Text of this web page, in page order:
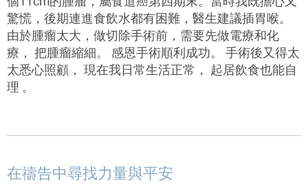
驚慌，後期連進食飲水都有困難，醫生建議插胃喉。
由於腫瘤太大，做切除手術前，需要先做電療和化
療， 把腫瘤縮細。 感恩手術順利成功。 手術後又得太
太悉心照顧， 現在我日常生活正常， 起居飲食也能自
理 。
在禱告中尋找力量與平安